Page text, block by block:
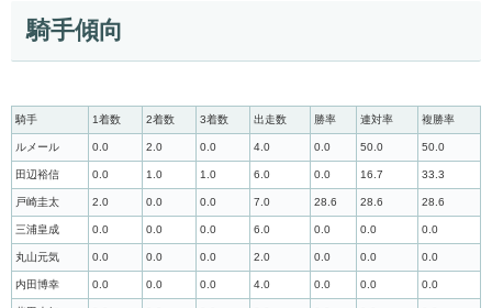
騎手傾向
騎手 1着数 2着数 3着数 出走数 勝率 連対率 複勝率
ルメール 0.0 2.0 0.0 4.0 0.0 50.0 50.0
田辺裕信 0.0 1.0 1.0 6.0 0.0 16.7 33.3
戸崎圭太 2.0 0.0 0.0 7.0 28.6 28.6 28.6
三浦皇成 0.0 0.0 0.0 6.0 0.0 0.0 0.0
丸山元気 0.0 0.0 0.0 2.0 0.0 0.0 0.0
内田博幸 0.0 0.0 0.0 4.0 0.0 0.0 0.0